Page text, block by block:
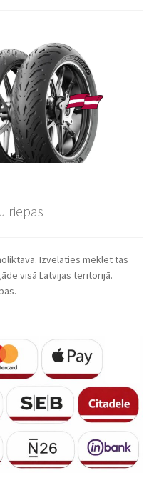
riepas
Izvēlaties meklēt tās
visā Latvijas teritorijā.